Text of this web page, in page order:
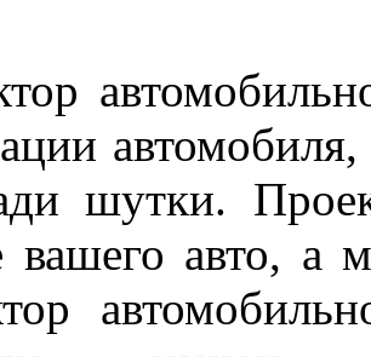
шутки.
вашего авто, а